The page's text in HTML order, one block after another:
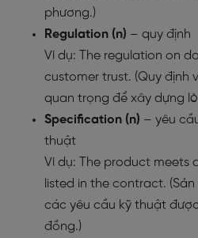
phương.)
Regulation (n) – quy định
Ví dụ: The regulation on
customer trust. (Quy định
quan trọng để xây dựng
Specification (n) – yêu
thuật
Ví dụ: The product meets
listed in the contract.
các yêu cầu kỹ thuật
đồng.)